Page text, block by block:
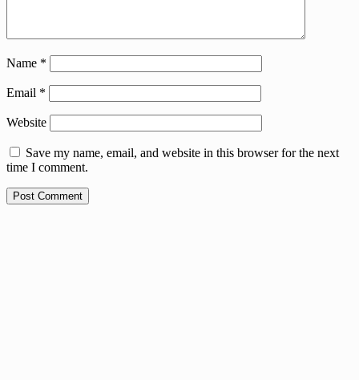
Name *
Email *
Website
Save my name, email, and website in this browser for the next
time I comment.